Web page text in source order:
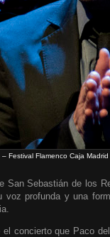
Festival Flamenco Caja
San Sebastián de los
profunda y una
concierto que Paco